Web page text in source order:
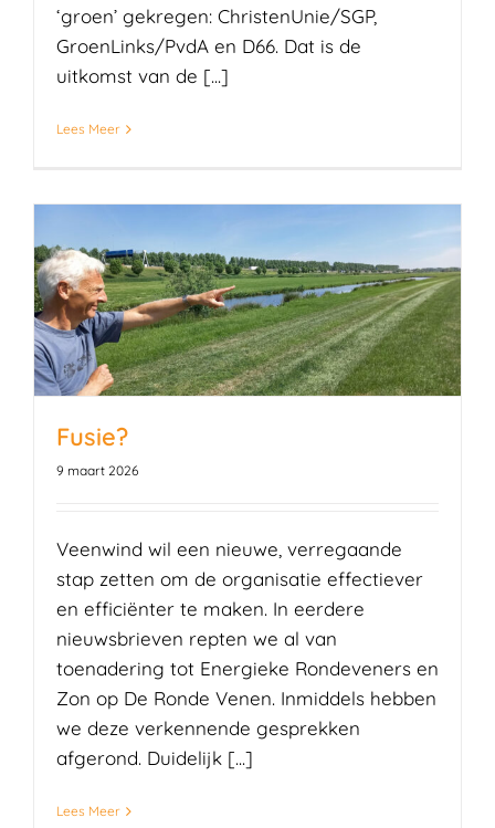
‘groen’ gekregen: ChristenUnie/SGP,
GroenLinks/PvdA en D66. Dat is de
uitkomst van de [...]
Lees Meer
Fusie?
9 maart 2026
Veenwind wil een nieuwe, verregaande
stap zetten om de organisatie effectiever
en efficiënter te maken. In eerdere
nieuwsbrieven repten we al van
toenadering tot Energieke Rondeveners en
Zon op De Ronde Venen. Inmiddels hebben
we deze verkennende gesprekken
afgerond. Duidelijk [...]
Lees Meer